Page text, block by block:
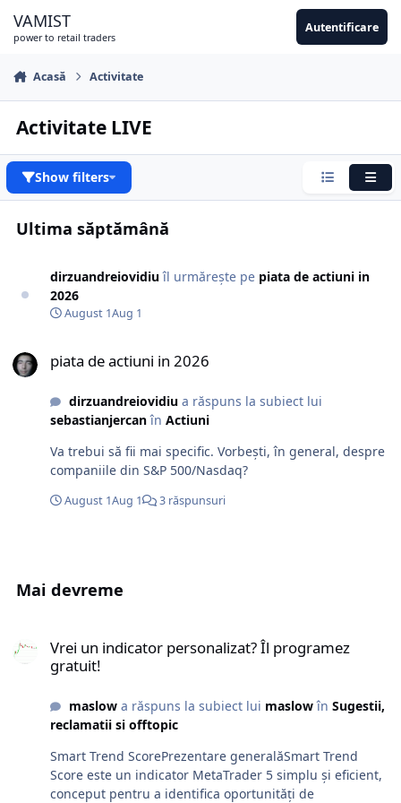
VAMIST
power to retail traders
Autentificare
Acasă Activitate
Activitate LIVE
Show filters Condensat
Ultima săptămână
dirzuandreiovidiuîl urmărește pe piata de actiuni in
2026
August 1Aug 1
piata de actiuni in 2026
dirzuandreiovidiua răspuns la subiect lui
sebastianjercanîn Actiuni
Va trebui să fii mai specific. Vorbești, în general, despre
companiile din S&P 500/Nasdaq?
August 1Aug 1 3 răspunsuri
Mai devreme
Vrei un indicator personalizat? Îl programez
gratuit!
maslowa răspuns la subiect lui maslowîn Sugestii,
reclamatii si offtopic
Smart Trend ScorePrezentare generalăSmart Trend
Score este un indicator MetaTrader 5 simplu și eficient,
conceput pentru a identifica oportunități de